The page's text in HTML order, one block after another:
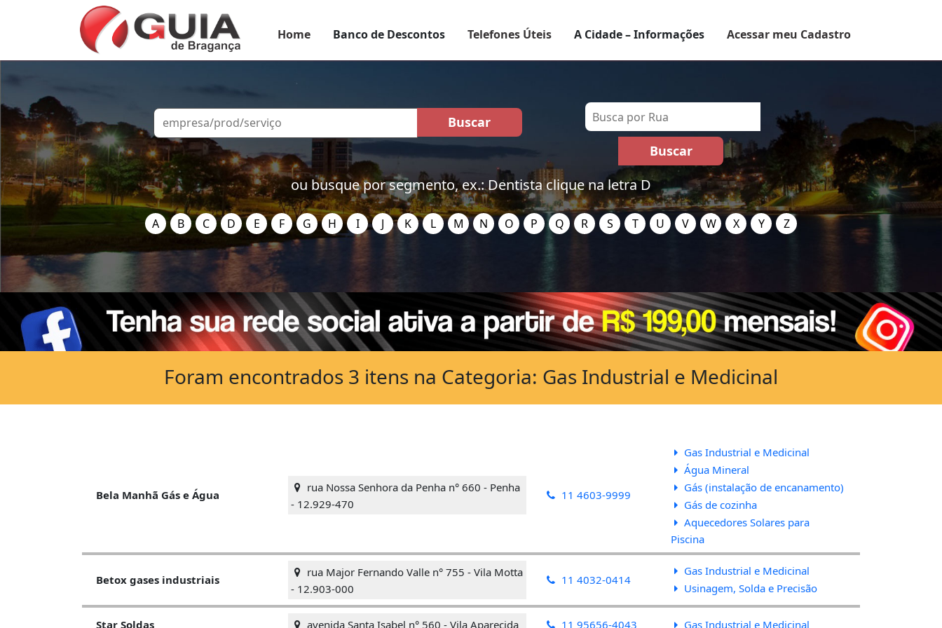
Home Banco de Descontos Telefones Úteis A Cidade – Informações Acessar meu Cadastro
ou busque por segmento, ex.: Dentista clique na letra D
A B C D E F G H I J K L M N O P Q R S T U V W X Y Z
Bela Manhã Gás e Água
rua Nossa Senhora da Penha n° 660 - Penha
- 12.929-470
11 4603-9999
Gas Industrial e Medicinal
Água Mineral
Gás (instalação de encanamento)
Gás de cozinha
Aquecedores Solares para
Piscina
Betox gases industriais
rua Major Fernando Valle n° 755 - Vila Motta
- 12.903-000
11 4032-0414
Gas Industrial e Medicinal
Usinagem, Solda e Precisão
Star Soldas avenida Santa Isabel n° 560 - Vila Aparecida 11 95656-4043 Gas Industrial e Medicinal
Foram encontrados 3 itens na Categoria: Gas Industrial e Medicinal